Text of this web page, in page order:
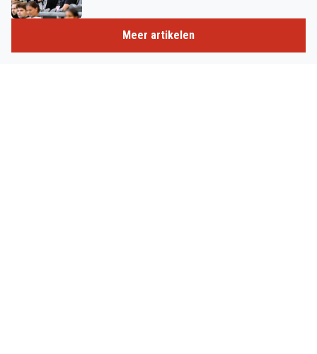
Meer artikelen